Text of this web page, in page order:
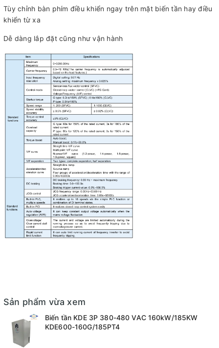
Tùy chỉnh bàn phím điều khiển ngay trên mặt biến tần hay điều
khiển từ xa
Dễ dàng lắp đặt cũng như vận hành
Sản phẩm vừa xem
Biến tần KDE 3P 380-480 VAC 160kW/185KW
KDE600-160G/185PT4